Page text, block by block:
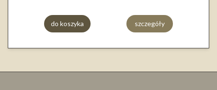
do koszyka szczegóły